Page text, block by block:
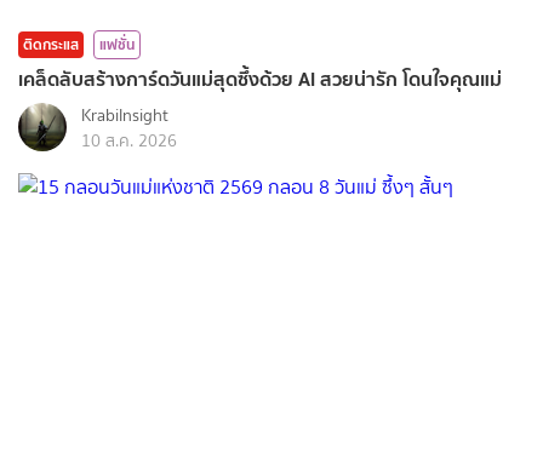
ติดกระแส แฟชั่น
เคล็ดลับสร้างการ์ดวันแม่สุดซึ้งด้วย AI สวยน่ารัก โดนใจคุณแม่
KrabiInsight
10 ส.ค. 2026